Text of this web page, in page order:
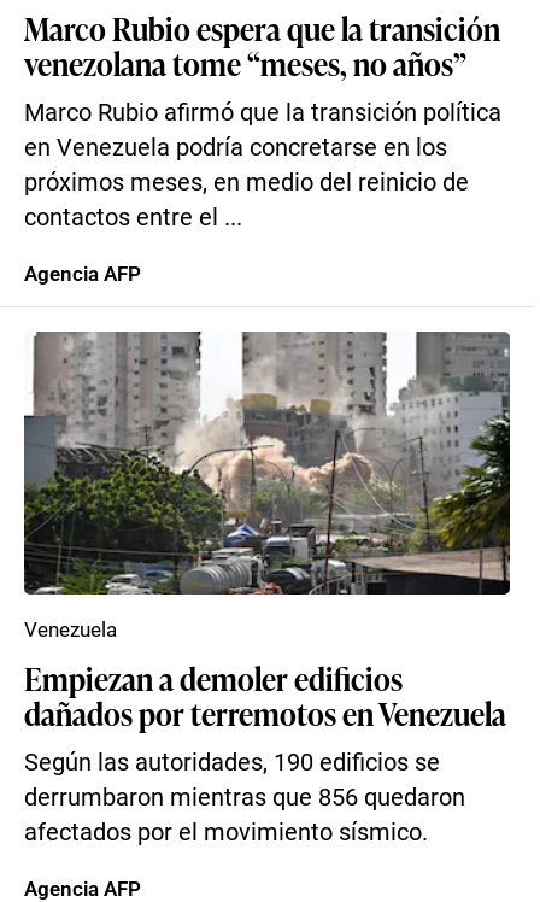
Marco Rubio espera que la transición
venezolana tome “meses, no años”
Marco Rubio afirmó que la transición política
en Venezuela podría concretarse en los
próximos meses, en medio del reinicio de
contactos entre el ...
Agencia AFP
Empiezan a demoler edificios
dañados por terremotos en Venezuela
Según las autoridades, 190 edificios se
derrumbaron mientras que 856 quedaron
afectados por el movimiento sísmico.
Venezuela
Agencia AFP